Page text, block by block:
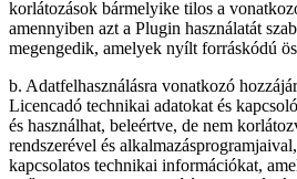
korlátozások bármelyike tilos a
amennyiben azt a Plugin használatát
megengedik, amelyek nyílt forráskódú
b. Adatfelhasználásra vonatkozó
Licencadó technikai adatokat és
és használhat, beleértve, de nem
rendszerével és
kapcsolatos technikai információkat,